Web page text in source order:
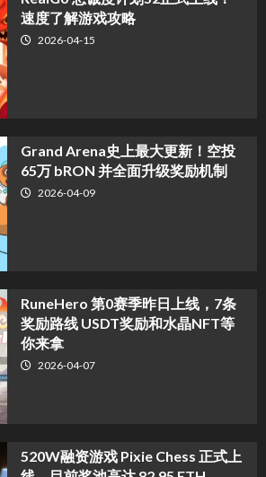
速度了解游戏攻略
2026-04-15
Grand Arena史上最大更新！空投
65万 bRON 并全面升级奖励机制
2026-04-09
RuneHero 第0赛季昨日上线，7条
奖励路线 USDT奖励和水晶NFT等
你来拿
2026-04-07
520W融资游戏 Pixie Chess 正式上